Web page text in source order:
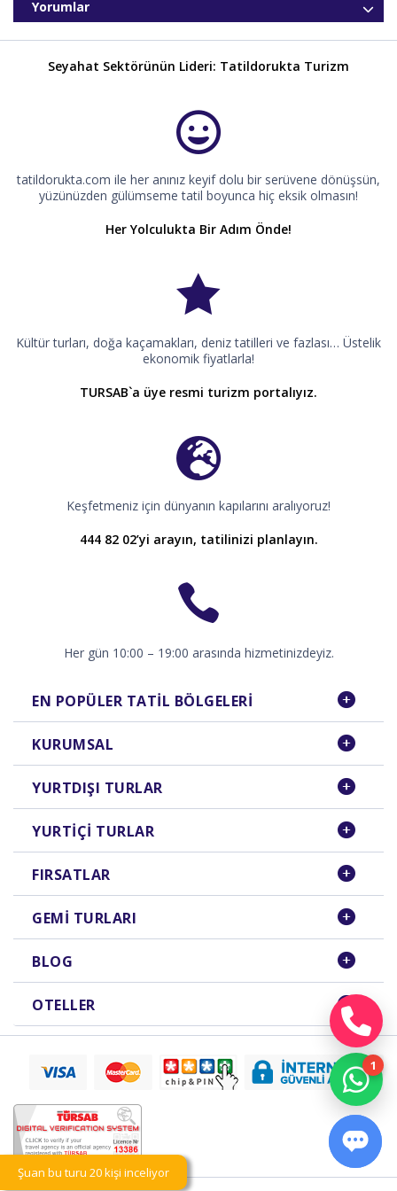
Yorumlar
Seyahat Sektörünün Lideri: Tatildorukta Turizm
tatildorukta.com ile her anınız keyif dolu bir serüvene dönüşsün,
yüzünüzden gülümseme tatil boyunca hiç eksik olmasın!
Her Yolculukta Bir Adım Önde!
Kültür turları, doğa kaçamakları, deniz tatilleri ve fazlası… Üstelik
ekonomik fiyatlarla!
TURSAB`a üye resmi turizm portalıyız.
Keşfetmeniz için dünyanın kapılarını aralıyoruz!
444 82 02’yi arayın, tatilinizi planlayın.
Her gün 10:00 – 19:00 arasında hizmetinizdeyiz.
EN POPÜLER TATIL BÖLGELERI
KURUMSAL
YURTDIŞI TURLAR
YURTIÇI TURLAR
FIRSATLAR
GEMI TURLARI
BLOG
OTELLER
Şuan bu turu 20 kişi inceliyor